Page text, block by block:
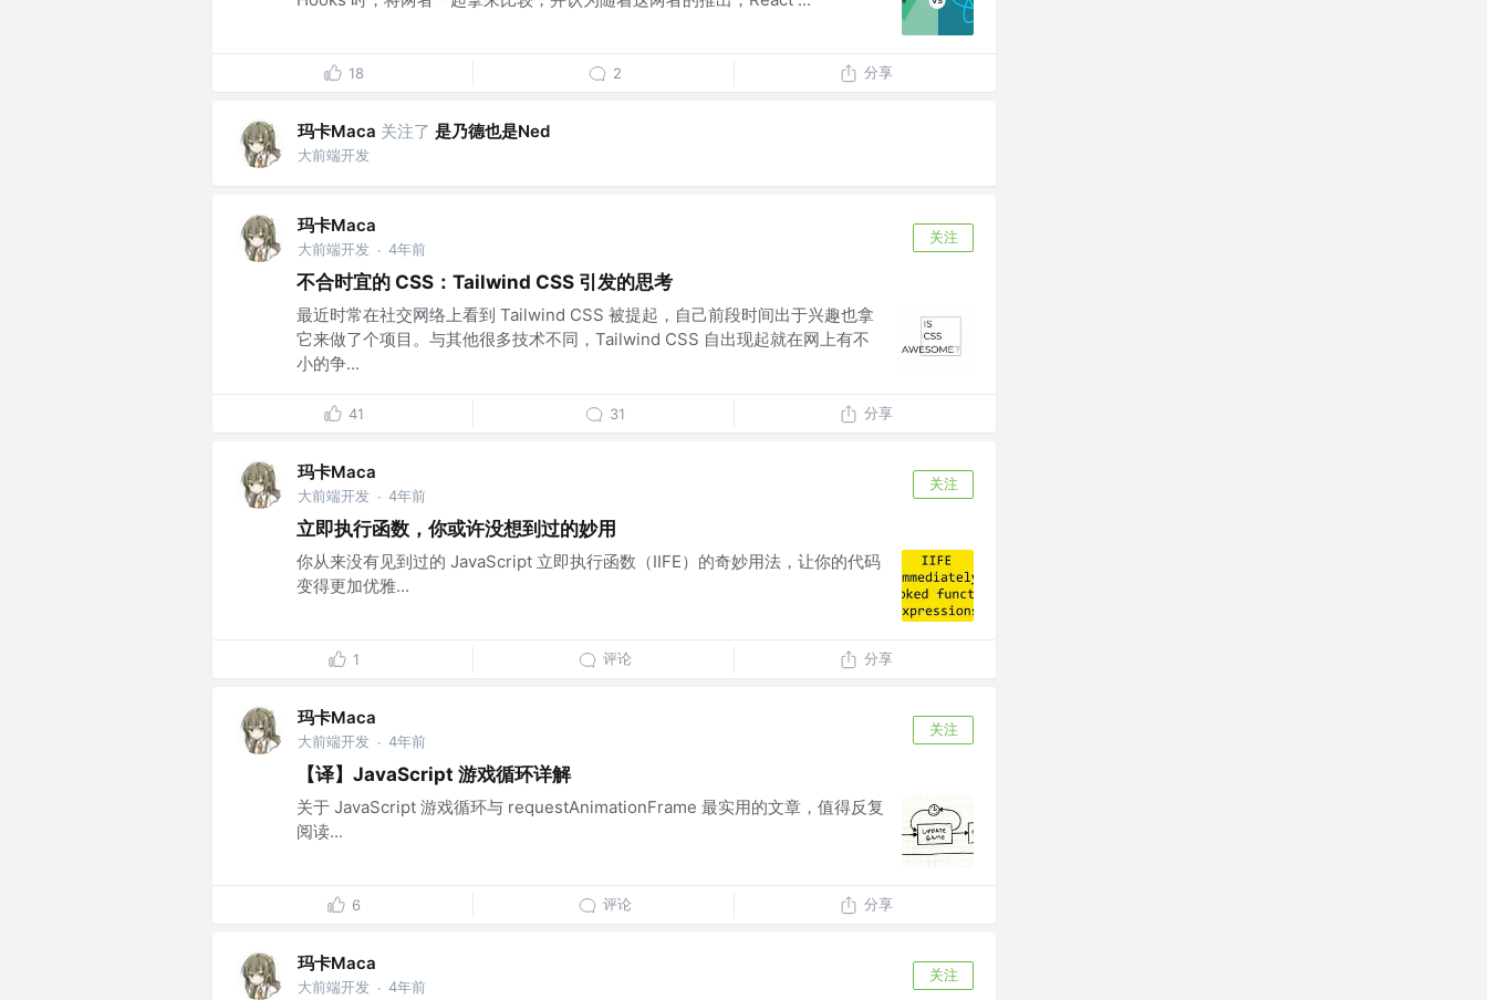
18 2 分享
玛卡Maca 关注了 是乃德也是Ned
大前端开发
玛卡Maca
大前端开发 · 4年前
关注
不合时宜的 CSS：Tailwind CSS 引发的思考
最近时常在社交网络上看到 Tailwind CSS 被提起，自己前段时间出于兴趣也拿
它来做了个项目。与其他很多技术不同，Tailwind CSS 自出现起就在网上有不
小的争...
41 31 分享
玛卡Maca
大前端开发 · 4年前
关注
立即执行函数，你或许没想到过的妙用
你从来没有见到过的 JavaScript 立即执行函数（IIFE）的奇妙用法，让你的代码
变得更加优雅...
1 评论 分享
玛卡Maca
大前端开发 · 4年前
关注
【译】JavaScript 游戏循环详解
关于 JavaScript 游戏循环与 requestAnimationFrame 最实用的文章，值得反复
阅读...
6 评论 分享
玛卡Maca
大前端开发 · 4年前
关注